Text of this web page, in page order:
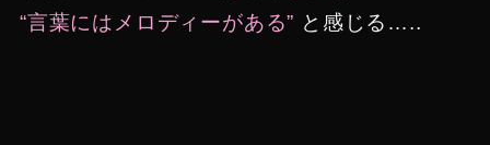
“言葉にはメロディーがある” と感じる…..